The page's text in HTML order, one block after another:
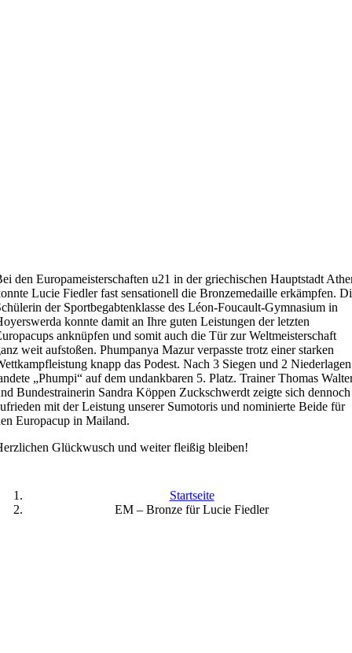
den Europameisterschaften u21 in der griechischen Hauptstadt
Lucie Fiedler fast sensationell die Bronzemedaille erkämpfen.
der Sportbegabtenklasse des Léon-Foucault-Gymnasium in
konnte damit an Ihre guten Leistungen der letzten
anknüpfen und somit auch die Tür zur Weltmeisterschaft
weit aufstoßen. Phumpanya Mazur verpasste trotz einer starken
knapp das Podest. Nach 3 Siegen und 2 Niederlagen
„Phumpi“ auf dem undankbaren 5. Platz. Trainer Thomas
Bundestrainerin Sandra Köppen Zuckschwerdt zeigte sich dennoch
mit der Leistung unserer Sumotoris und nominierte Beide für
Europacup in Mailand.
Glückwusch und weiter fleißig bleiben!
Startseite
EM – Bronze für Lucie Fiedler